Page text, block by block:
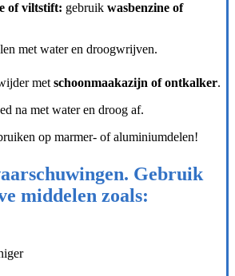
of viltstift: gebruik wasbenzine of
met water en droogwrijven.
metschoonmaakazijn of ontkalker.
na met water en droog af.
op marmer- of aluminiumdelen!
Gebruik
middelen zoals: